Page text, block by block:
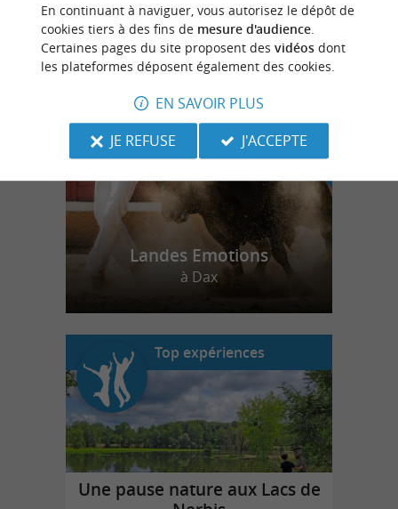
n
o
t
r
e
c
o
u
p
d
e
c
o
e
u
r
Landes Emotions
à Dax
Top expériences
Une pause nature aux Lacs de
En continuant à naviguer, vous autorisez le dépôt de
cookies tiers à des fins de mesure d'audience.
Certaines pages du site proposent des vidéosdont
les plateformes déposent également des cookies.
EN SAVOIR PLUS
JE REFUSE
J'ACCEPTE